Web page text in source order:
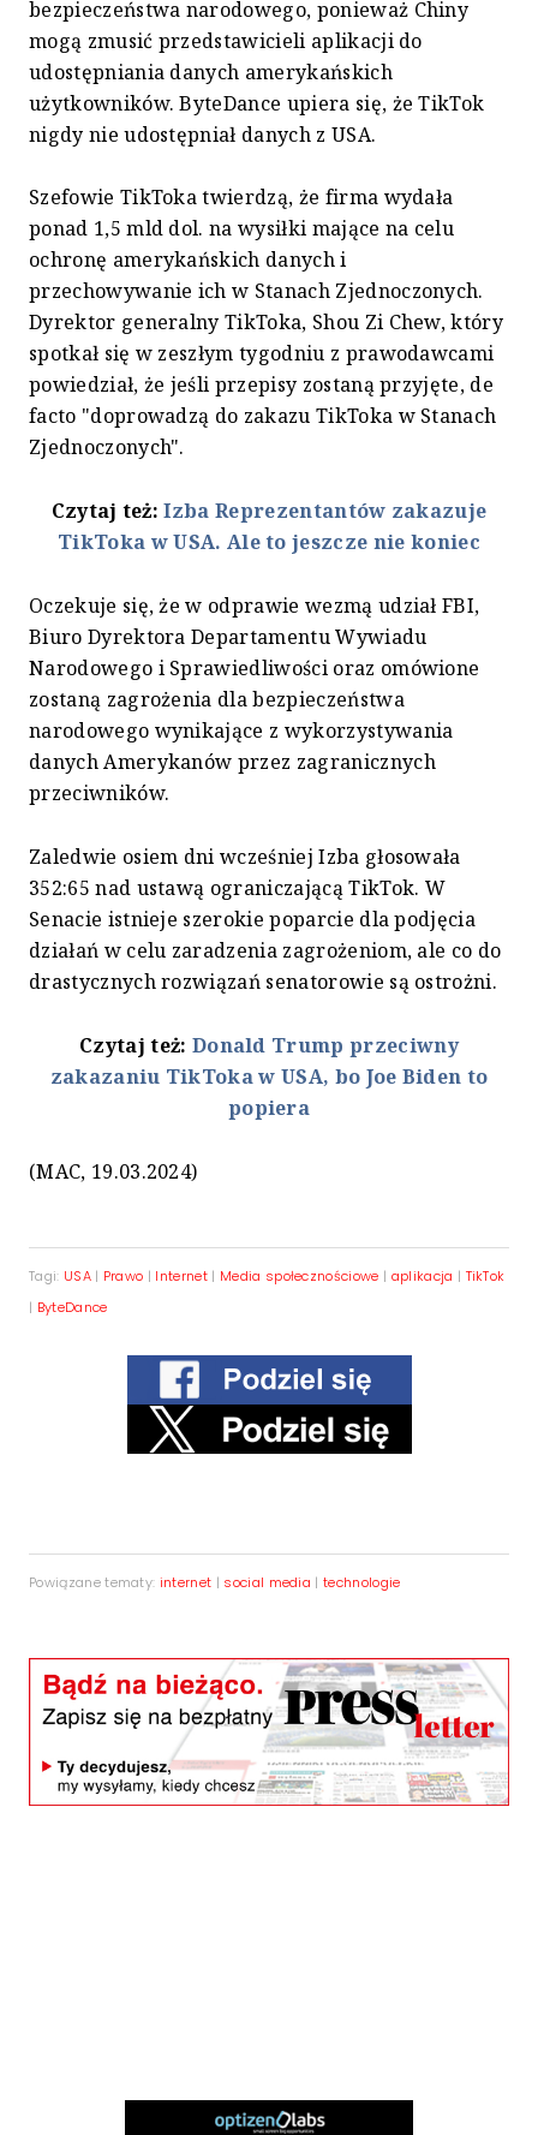
bezpieczeństwa narodowego, ponieważ Chiny
mogą zmusić przedstawicieli aplikacji do
udostępniania danych amerykańskich
użytkowników. ByteDance upiera się, że TikTok
nigdy nie udostępniał danych z USA.
Szefowie TikToka twierdzą, że firma wydała
ponad 1,5 mld dol. na wysiłki mające na celu
ochronę amerykańskich danych i
przechowywanie ich w Stanach Zjednoczonych.
Dyrektor generalny TikToka, Shou Zi Chew, który
spotkał się w zeszłym tygodniu z prawodawcami
powiedział, że jeśli przepisy zostaną przyjęte, de
facto "doprowadzą do zakazu TikToka w Stanach
Zjednoczonych".
Czytaj też:Izba Reprezentantów zakazuje
TikToka w USA. Ale to jeszcze nie koniec
Oczekuje się, że w odprawie wezmą udział FBI,
Biuro Dyrektora Departamentu Wywiadu
Narodowego i Sprawiedliwości oraz omówione
zostaną zagrożenia dla bezpieczeństwa
narodowego wynikające z wykorzystywania
danych Amerykanów przez zagranicznych
przeciwników.
Zaledwie osiem dni wcześniej Izba głosowała
352:65 nad ustawą ograniczającą TikTok. W
Senacie istnieje szerokie poparcie dla podjęcia
działań w celu zaradzenia zagrożeniom, ale co do
drastycznych rozwiązań senatorowie są ostrożni.
Czytaj też: Donald Trump przeciwny
zakazaniu TikToka w USA, bo Joe Biden to
popiera
(MAC, 19.03.2024)
Tagi: USA | Prawo | Internet| Media społecznościowe | aplikacja | TikTok
| ByteDance
Powiązane tematy: internet | social media |technologie